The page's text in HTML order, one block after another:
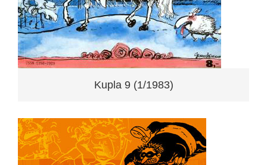
Kupla 9 (1/1983)